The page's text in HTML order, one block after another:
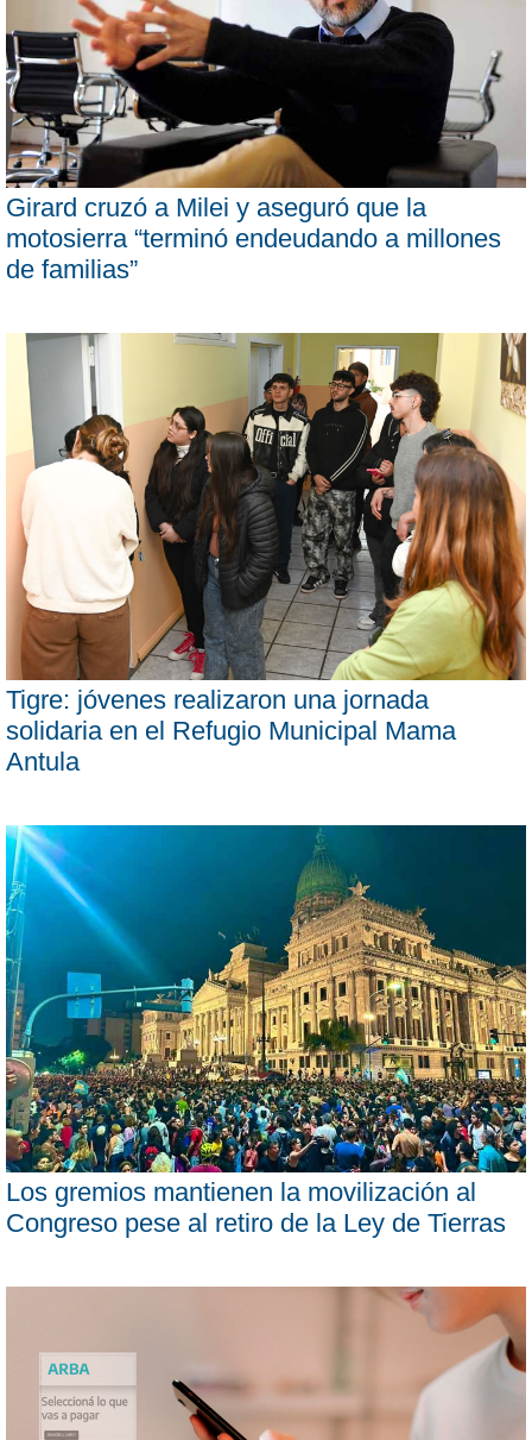
Girard cruzó a Milei y aseguró que la
motosierra “terminó endeudando a millones
de familias”
Tigre: jóvenes realizaron una jornada
solidaria en el Refugio Municipal Mama
Antula
Los gremios mantienen la movilización al
Congreso pese al retiro de la Ley de Tierras